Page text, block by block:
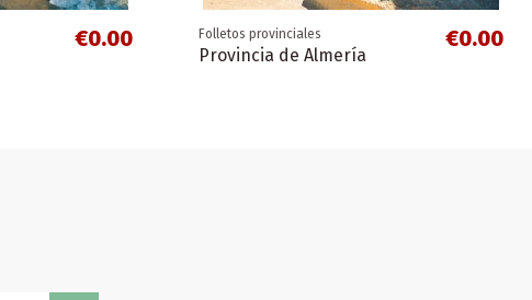
€0.00 Folletos provinciales
Provincia de Almería
€0.00